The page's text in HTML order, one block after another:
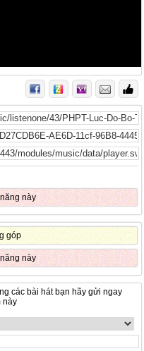
này
góp
này
các bài hát bạn hãy gửi ngay
này